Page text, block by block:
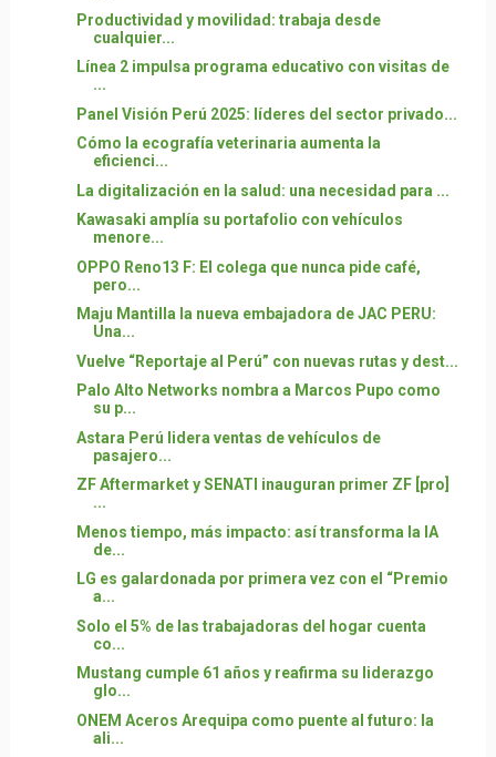
Productividad y movilidad: trabaja desde
cualquier...
Línea 2 impulsa programa educativo con visitas de
...
Panel Visión Perú 2025: líderes del sector privado...
Cómo la ecografía veterinaria aumenta la
eficienci...
La digitalización en la salud: una necesidad para ...
Kawasaki amplía su portafolio con vehículos
menore...
OPPO Reno13 F: El colega que nunca pide café,
pero...
Maju Mantilla la nueva embajadora de JAC PERU:
Una...
Vuelve “Reportaje al Perú” con nuevas rutas y dest...
Palo Alto Networks nombra a Marcos Pupo como
su p...
Astara Perú lidera ventas de vehículos de
pasajero...
ZF Aftermarket y SENATI inauguran primer ZF [pro]
...
Menos tiempo, más impacto: así transforma la IA
de...
LG es galardonada por primera vez con el “Premio
a...
Solo el 5% de las trabajadoras del hogar cuenta
co...
Mustang cumple 61 años y reafirma su liderazgo
glo...
ONEM Aceros Arequipa como puente al futuro: la
ali...